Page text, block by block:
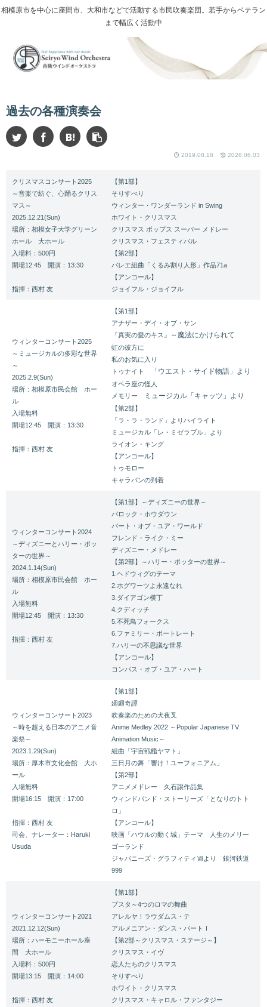
相模原市を中心に座間市、大和市などで活動する市民吹奏楽団。若手からベテラン
まで幅広く活動中
過去の各種演奏会
2026.06.03
2019.08.18
クリスマスコンサート2025
～音楽で紡ぐ、心踊るクリス
マス～
2025.12.21(Sun)
場所：相模女子大学グリーン
ホール 大ホール
入場料：500円
開場12:45 開演：13:30
指揮：西村 友
【第1部】
そりすべり
ウィンター・ワンダーランド in Swing
ホワイト・クリスマス
クリスマス ポップス スーパー メドレー
クリスマス・フェスティバル
【第2部】
バレエ組曲「くるみ割り人形」作品71a
【アンコール】
ジョイフル・ジョイフル
ウィンターコンサート2025
～ミュージカルの多彩な世界
～
2025.2.9(Sun)
場所：相模原市民会館 ホー
ル
入場無料
開場12:45 開演：13:30
指揮：西村 友
【第1部】
アナザー・デイ・オブ・サン
『真実の愛のキス』
～魔法にかけられて
虹の彼方に
私のお気に入り
トゥナイト
「ウエスト・サイド物語」より
オペラ座の怪人
メモリー
ミュージカル「キャッツ」より
【第2部】
「ラ・ラ・ランド」よりハイライト
ミュージカル「レ・ミゼラブル」より
ライオン・キング
【アンコール】
トゥモロー
キャラバンの到着
ウィンターコンサート2024
～ディズニーとハリー・ポッ
ターの世界～
2024.1.14(Sun)
場所：相模原市民会館 ホー
ル
入場無料
開場12:45 開演：13:30
指揮：西村 友
【第1部】～ディズニーの世界～
バロック・ホウダウン
パート・オブ・ユア・ワールド
フレンド・ライク・ミー
ディズニー・メドレー
【第2部】～ハリー・ポッターの世界～
1.ヘドウィグのテーマ
2.ホグワーツよ永遠なれ
3.ダイアゴン横丁
4.クディッチ
5.不死鳥フォークス
6.ファミリー・ポートレート
7.ハリーの不思議な世界
【アンコール】
コンパス・オブ・ユア・ハート
ウィンターコンサート2023
～時を超える日本のアニメ音
楽祭～
2023.1.29(Sun)
場所：厚木市文化会館 大ホ
ール
入場無料
開場16:15 開演：17:00
指揮：西村 友
司会、ナレーター：Haruki
Usuda
【第1部】
廻廻奇譚
吹奏楽のための犬夜叉
Anime Medley 2022 ～Popular Japanese TV
Animation Music～
組曲「宇宙戦艦ヤマト」
三日月の舞「響け！ユーフォニアム」
【第2部】
アニメメドレー 久石譲作品集
ウィンドバンド・ストーリーズ「となりのトト
ロ」
【アンコール】
映画「ハウルの動く城」テーマ 人生のメリー
ゴーランド
ジャパニーズ・グラフィティⅦより 銀河鉄道
999
ウィンターコンサート2021
2021.12.12(Sun)
場所：ハーモニーホール座
間 大ホール
入場料：500円
開場13:15 開演：14:00
指揮：西村 友
【第1部】
プスタ～4つのロマの舞曲
アレルヤ！ラウダムス・テ
アルメニアン・ダンス・パートⅠ
【第2部～クリスマス・ステージ～】
クリスマス・イヴ
恋人たちのクリスマス
そりすべり
ホワイト・クリスマス
クリスマス・キャロル・ファンタジー